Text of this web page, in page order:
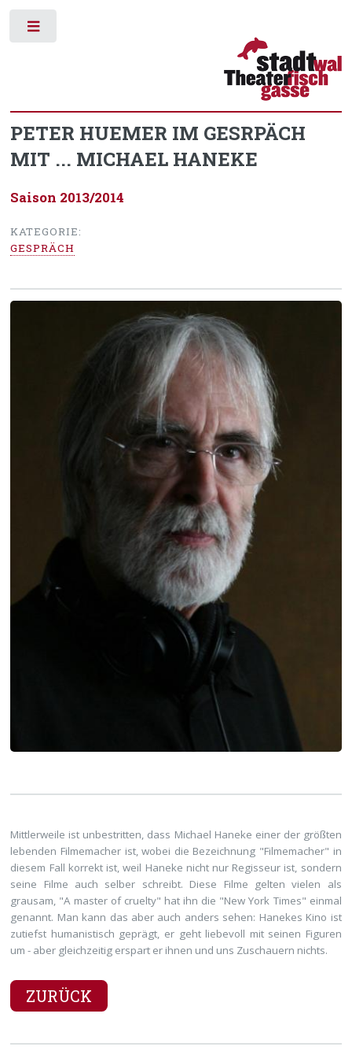
PETER HUEMER IM GESRPÄCH
MIT ... MICHAEL HANEKE
Saison 2013/2014
KATEGORIE:
GESPRÄCH
Mittlerweile ist unbestritten, dass Michael Haneke einer der größten
lebenden Filmemacher ist, wobei die Bezeichnung "Filmemacher" in
diesem Fall korrekt ist, weil Haneke nicht nur Regisseur ist, sondern
seine Filme auch selber schreibt. Diese Filme gelten vielen als
grausam, "A master of cruelty" hat ihn die "New York Times" einmal
genannt. Man kann das aber auch anders sehen: Hanekes Kino ist
zutiefst humanistisch geprägt, er geht liebevoll mit seinen Figuren
um - aber gleichzeitig erspart er ihnen und uns Zuschauern nichts.
ZURÜCK